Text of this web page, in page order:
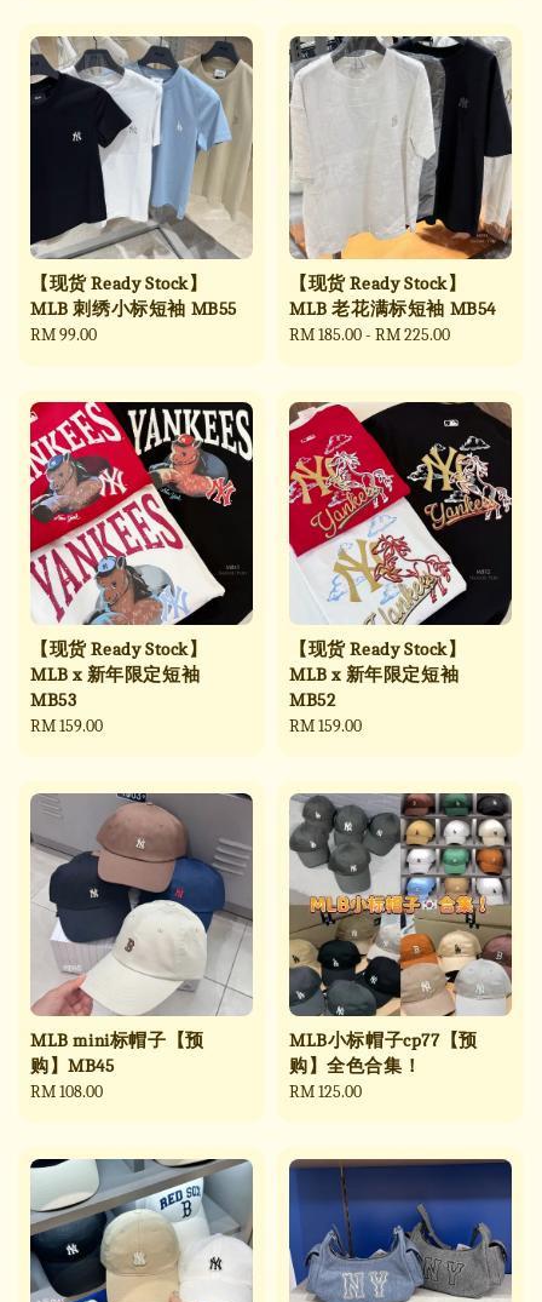
【现货 Ready Stock】
MLB 刺绣小标短袖 MB55
Regular
RM 99.00
【现货 Ready Stock】
MLB 老花满标短袖 MB54
Regular
RM 185.00- RM 225.00
【现货 Ready Stock】
MLB x 新年限定短袖
MB53
Regular
RM 159.00
【现货 Ready Stock】
MLB x 新年限定短袖
MB52
Regular
RM 159.00
MLB mini标帽子【预
购】MB45
Regular
RM 108.00
MLB小标帽子cp77【预
购】全色合集！
Regular
RM 125.00